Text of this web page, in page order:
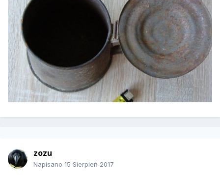
zozu
Napisano 15 Sierpień 2017